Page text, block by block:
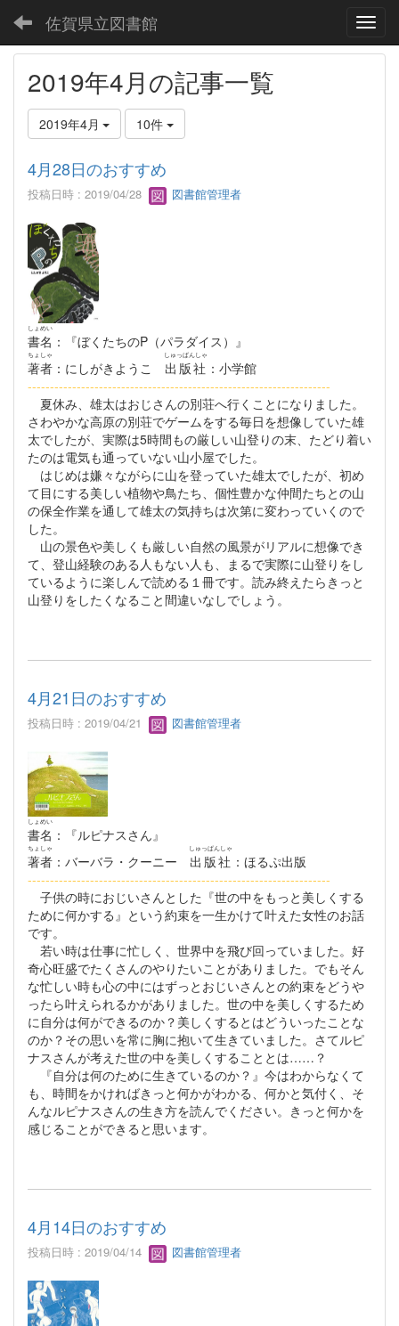
佐賀県立図書館
2019年4月の記事一覧
2019年4月 10件
4月28日のおすすめ
投稿日時 : 2019/04/28 図書館管理者
書名
しょめい
：『ぼくたちのP（パラダイス）』
著者
ちょしゃ
：にしがきようこ 出版社
しゅっぱんしゃ
：小学館
--------------------------------------------------------------------
夏休み、雄太はおじさんの別荘へ行くことになりました。
さわやかな高原の別荘でゲームをする毎日を想像していた雄
太でしたが、実際は5時間もの厳しい山登りの末、たどり着い
たのは電気も通っていない山小屋でした。
はじめは嫌々ながらに山を登っていた雄太でしたが、初め
て目にする美しい植物や鳥たち、個性豊かな仲間たちとの山
の保全作業を通して雄太の気持ちは次第に変わっていくので
した。
山の景色や美しくも厳しい自然の風景がリアルに想像でき
て、登山経験のある人もない人も、まるで実際に山登りをし
ているように楽しんで読める１冊です。読み終えたらきっと
山登りをしたくなること間違いなしでしょう。
4月21日のおすすめ
投稿日時 : 2019/04/21 図書館管理者
書名
しょめい
：『ルピナスさん』
著者
ちょしゃ
：バーバラ・クーニー 出版社
しゅっぱんしゃ
：ほるぷ出版
--------------------------------------------------------------------
子供の時におじいさんとした『世の中をもっと美しくする
ために何かする』という約束を一生かけて叶えた女性のお話
です。
若い時は仕事に忙しく、世界中を飛び回っていました。好
奇心旺盛でたくさんのやりたいことがありました。でもそん
な忙しい時も心の中にはずっとおじいさんとの約束をどうや
ったら叶えられるかがありました。世の中を美しくするため
に自分は何ができるのか？美しくするとはどういったことな
のか？その思いを常に胸に抱いて生きていました。さてルピ
ナスさんが考えた世の中を美しくすることとは……？
『自分は何のために生きているのか？』今はわからなくて
も、時間をかければきっと何かがわかる、何かと気付く、そ
んなルピナスさんの生き方を読んでください。きっと何かを
感じることができると思います。
4月14日のおすすめ
投稿日時 : 2019/04/14 図書館管理者